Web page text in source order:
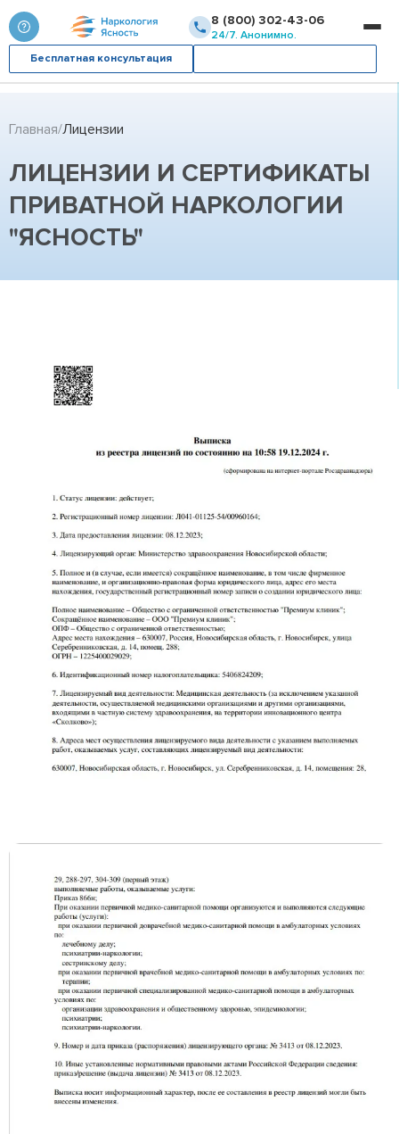
8 (800) 302-43-06
24/7. Анонимно.
Бесплатная консультация
Главная Лицензии
ЛИЦЕНЗИИ И СЕРТИФИКАТЫ
ПРИВАТНОЙ НАРКОЛОГИИ
"ЯСНОСТЬ"